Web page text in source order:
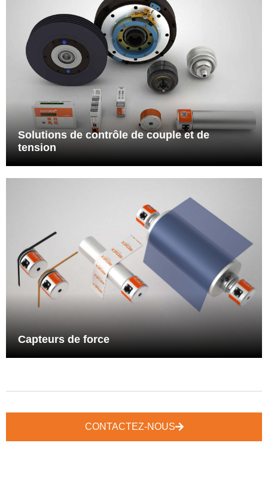
Solutions de contrôle de couple et de
tension
Solutions de contrôle de couple et de
tension
Une gamme de contrôleurs, capteurs et d'actionneurs développée
par REDEX Group répondant aux applications de contrôle de
tension et de couple les plus exigeants,
Voir plus
Capteurs de force
Capteurs de force
WAT+, un concept innovant pour la mesure de tension
Voir plus
CONTACTEZ-NOUS